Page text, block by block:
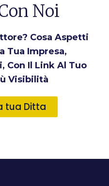
Noi
Cosa Aspetti
Tua Impresa,
Con Il Link Al Tuo
Visibilità
tua Ditta